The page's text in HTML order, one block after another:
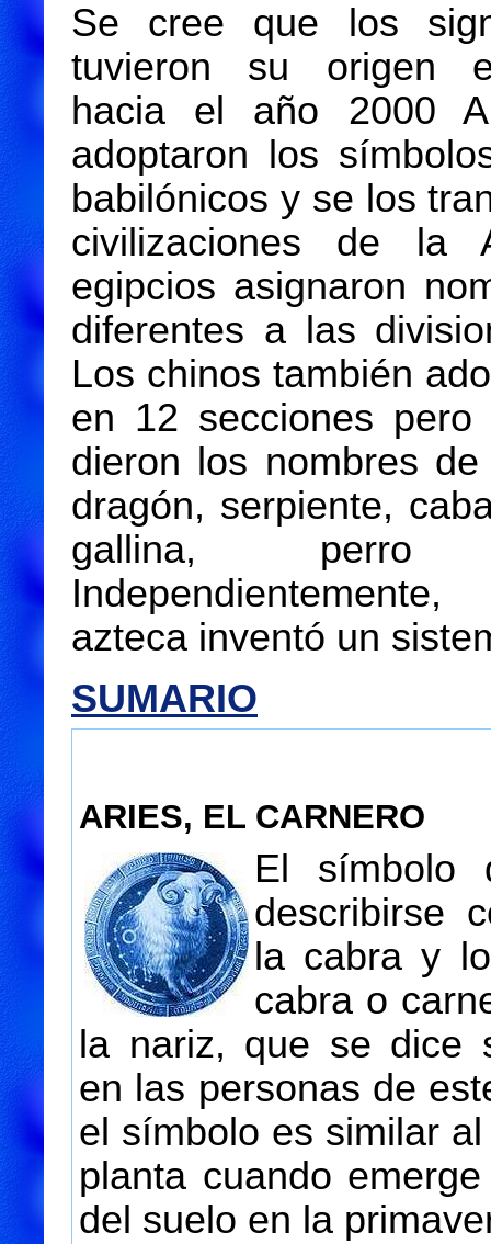
Se cree que los
tuvieron su origen
hacia el año 2000
adoptaron los
babilónicos y se los
civilizaciones de la
egipcios asignaron
diferentes a las
Los chinos también
en 12 secciones
dieron los nombres
dragón, serpiente,
gallina,
azteca inventó un
SUMARIO
ARIES, EL CARNERO
El símbolo
describirse
la cabra y
cabra o
la nariz, que se dice
en las personas de
el símbolo es similar
planta cuando
del suelo en la